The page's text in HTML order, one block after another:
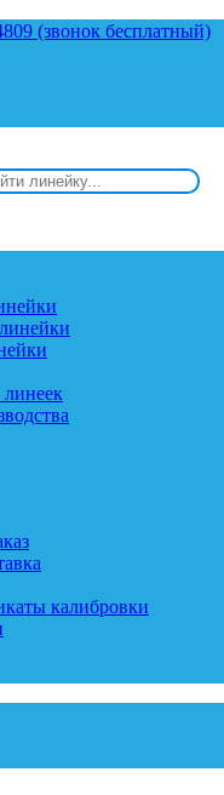
(звонок бесплатный)
линеек
калибровки